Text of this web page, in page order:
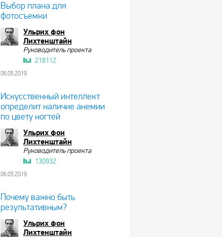
Выбор плана для
фотосъемки
Ульрих фон
Лихтенштайн
Руководитель проекта
218112
06.05.2019
Искусственный интеллект
определит наличие анемии
по цвету ногтей
Ульрих фон
Лихтенштайн
Руководитель проекта
130932
06.05.2019
Почему важно быть
результативным?
Ульрих фон
Лихтенштайн